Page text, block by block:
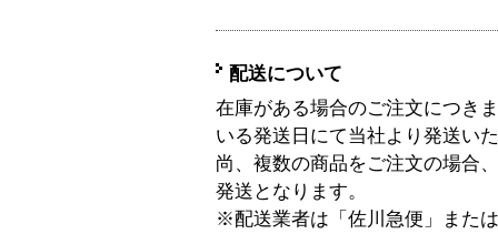
配送について
在庫がある場合のご注文につき
いる発送日にて当社より発送い
尚、複数の商品をご注文の場合
発送となります。
※配送業者は「佐川急便」また